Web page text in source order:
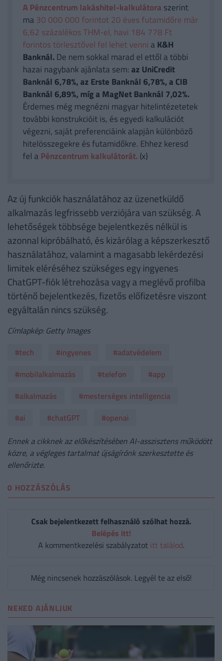
A Pénzcentrum lakáshitel-kalkulátora szerint
ma 30 000 000 forintot 20 éves futamidőre már
6,62 százalékos THM-el, havi 184 778 Ft
forintos törlesztővel fel lehet venni a K&H
Banknál.De nem sokkal marad el ettől a többi
hazai nagybank ajánlata sem:az UniCredit
Banknál 6,78%, az Erste Banknál 6,78%, a CIB
Banknál 6,89%, míg a MagNet Banknál 7,02%.
Érdemes még megnézni magyar hitelintézetetek
további konstrukcióit is, és egyedi kalkulációt
végezni, saját preferenciáink alapján különböző
hitelösszegekre és futamidőkre. Ehhez keresd
fel a Pénzcentrum kalkulátorát. (x)
Az új funkciók használatához az üzenetküldő
alkalmazás legfrissebb verziójára van szükség. A
lehetőségek többsége bejelentkezés nélkül is
azonnal kipróbálható, és kizárólag a képszerkesztő
használatához, valamint a magasabb lekérdezési
limitek eléréséhez szükséges egy ingyenes
ChatGPT-fiók létrehozása vagy a meglévő profilba
történő bejelentkezés, fizetős előfizetésre viszont
egyáltalán nincs szükség.
Címlapkép: Getty Images
#tech
#ingyenes
#adatvédelem
#mobilalkalmazás
#telefon
#app
#alkalmazás
#mesterséges intelligencia
#ai
#chatGPT
#openai
Ennek a cikknek az előkészítésében AI-asszisztens működött
közre, a végleges tartalmat újságírónk szerkesztette és
ellenőrizte.
0 HOZZÁSZÓLÁS
Csak bejelentkezett felhasználó szólhat hozzá.
Belépés itt!
A kommentkezelési szabályzatot itt találod.
Még nincsenek hozzászólások. Legyél te az első!
NEKED AJÁNLJUK